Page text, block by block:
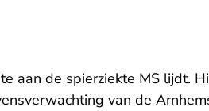
aan de spierziekte MS lijdt.
van de